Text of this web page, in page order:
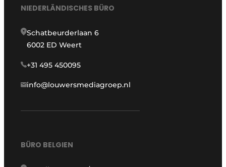
NIEDERLÄNDISCHES BÜRO
Schatbeurderlaan 6
6002 ED Weert
+31 495 450095
info@louwersmediagroep.nl
BÜRO BELGIEN